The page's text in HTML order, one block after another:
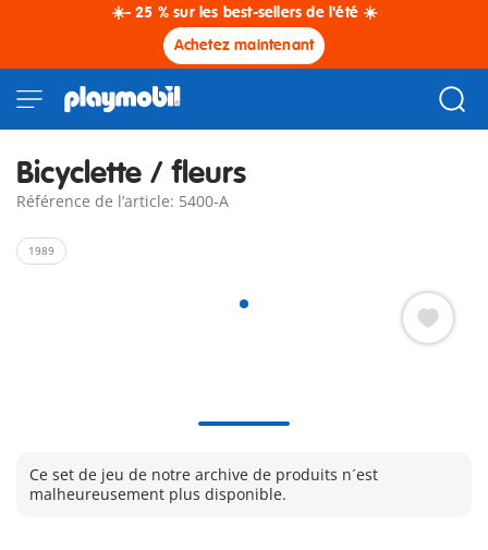
☀️- 25 % sur les best-sellers de l'été ☀️
Achetez maintenant
Bicyclette / fleurs
Référence de l’article: 5400-A
1989
Ce set de jeu de notre archive de produits n´est
malheureusement plus disponible.